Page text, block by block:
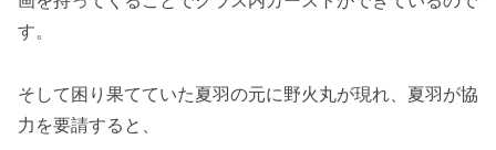
す。
そして困り果てていた夏羽の元に野火丸が現れ、夏羽が協
力を要請すると、